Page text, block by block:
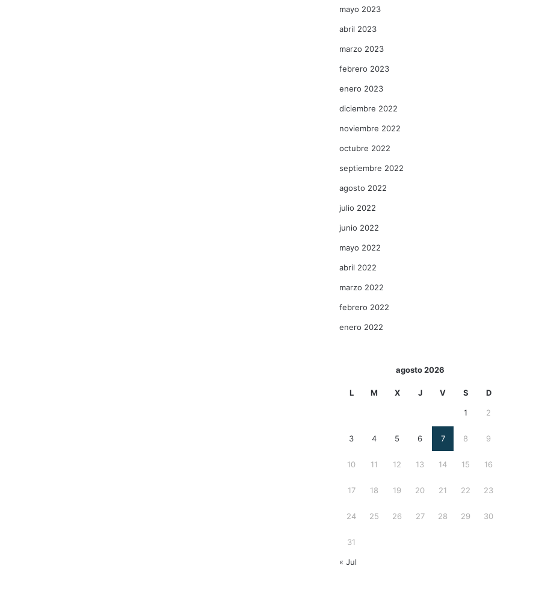
mayo 2023
abril 2023
marzo 2023
febrero 2023
enero 2023
diciembre 2022
noviembre 2022
octubre 2022
septiembre 2022
agosto 2022
julio 2022
junio 2022
mayo 2022
abril 2022
marzo 2022
febrero 2022
enero 2022
agosto 2026
L M X J V S D
1 2
3 4 5 6 7 8 9
10 11 12 13 14 15 16
17 18 19 20 21 22 23
24 25 26 27 28 29 30
31
« Jul